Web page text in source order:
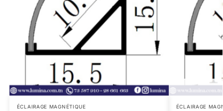
ÉCLAIRAGE MAGNÉTIQUE ÉCLAIRAGE